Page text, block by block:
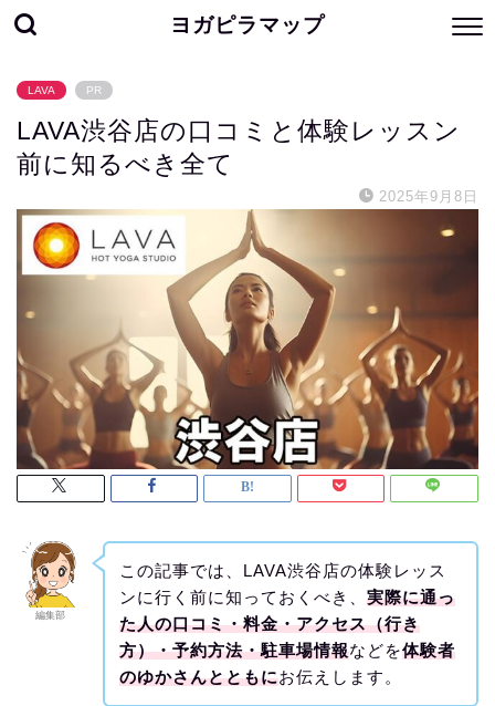
ヨガピラマップ
LAVA PR
LAVA渋谷店の口コミと体験レッスン
前に知るべき全て
2025年9月8日
編集部
この記事では、LAVA渋谷店の体験レッス
ンに行く前に知っておくべき、 実際に通っ
た人の口コミ・料金・アクセス（行き
方）・予約方法・駐車場情報などを体験者
のゆかさんとともにお伝えします。